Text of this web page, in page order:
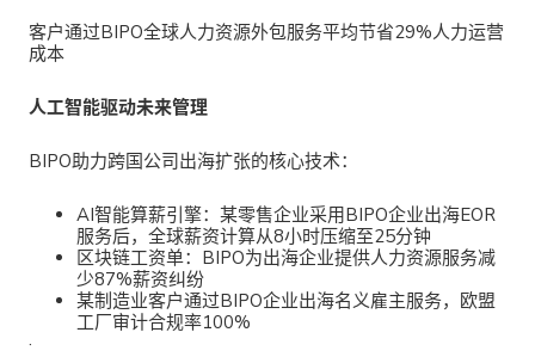
客户通过BIPO全球人力资源外包服务平均节省29%人力运营
成本
人工智能驱动未来管理
BIPO助力跨国公司出海扩张的核心技术：
AI智能算薪引擎：某零售企业采用BIPO企业出海EOR
服务后，全球薪资计算从8小时压缩至25分钟
区块链工资单：BIPO为出海企业提供人力资源服务减
少87%薪资纠纷
某制造业客户通过BIPO企业出海名义雇主服务，欧盟
工厂审计合规率100%
·